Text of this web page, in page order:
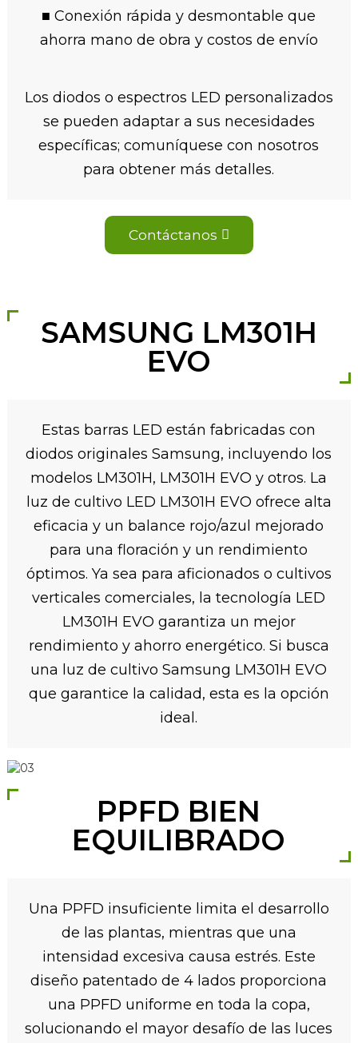
■ Conexión rápida y desmontable que
ahorra mano de obra y costos de envío
Los diodos o espectros LED personalizados
se pueden adaptar a sus necesidades
específicas; comuníquese con nosotros
para obtener más detalles.
Contáctanos
SAMSUNG LM301H
EVO
Estas barras LED están fabricadas con
diodos originales Samsung, incluyendo los
modelos LM301H, LM301H EVO y otros. La
luz de cultivo LED LM301H EVO ofrece alta
eficacia y un balance rojo/azul mejorado
para una floración y un rendimiento
óptimos. Ya sea para aficionados o cultivos
verticales comerciales, la tecnología LED
LM301H EVO garantiza un mejor
rendimiento y ahorro energético. Si busca
una luz de cultivo Samsung LM301H EVO
que garantice la calidad, esta es la opción
ideal.
PPFD BIEN
EQUILIBRADO
Una PPFD insuficiente limita el desarrollo
de las plantas, mientras que una
intensidad excesiva causa estrés. Este
diseño patentado de 4 lados proporciona
una PPFD uniforme en toda la copa,
solucionando el mayor desafío de las luces